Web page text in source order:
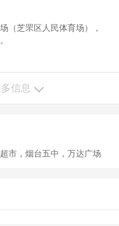
（芝罘区人民体育场），
信息
市，烟台五中，万达广场